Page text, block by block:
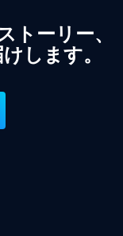
トーリー、
します。